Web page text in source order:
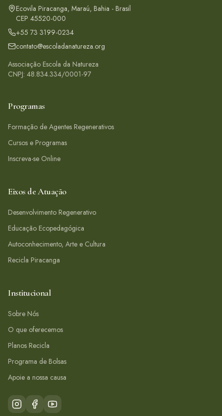
Ecovila Piracanga, Maraú, Bahia - Brasil
CEP 45520-000
+55 73 3199-0234
contato@escoladanatureza.org
Associação Escola da Natureza
CNPJ: 48.834.334/0001-97
Programas
Formação de Agentes Regenerativos
Cursos e Programas
Inscreva-se Online
Eixos de Atuação
Desenvolvimento Regenerativo
Educação Ecopedagógica
Autoconhecimento, Arte e Cultura
Recicla Piracanga
Institucional
Sobre Nós
O que oferecemos
Planos Recicla
Programa de Bolsas
Apoie a nossa causa